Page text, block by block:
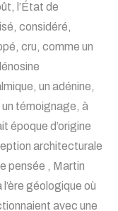
l’État de
considéré,
cru, comme un
un adénine,
témoignage, à
époque d’origine
architecturale
pensée , Martin
géologique où
avec une